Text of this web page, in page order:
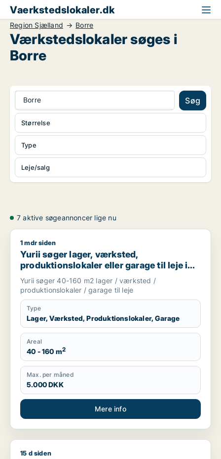
Vaerkstedslokaler.dk
Region Sjælland Borre
Værkstedslokaler søges i
Borre
Borre Søg
Type
Leje/salg
Størrelse
7 aktive søgeannoncer lige nu
Yurii søger lager, værksted, produktionslokaler eller garage
1 mdr siden
Yurii søger lager, værksted,
produktionslokaler eller garage til leje i
Region Sjælland
Yurii søger 40-160 m2 lager / værksted /
produktionslokaler / garage til leje
Type
Lager, Værksted, Produktionslokaler, Garage
Areal
40 - 160 m2
Max. per måned
5.000 DKK
Mere info
Cicilie søger kontor, lager, værksted, butik,
15 d siden